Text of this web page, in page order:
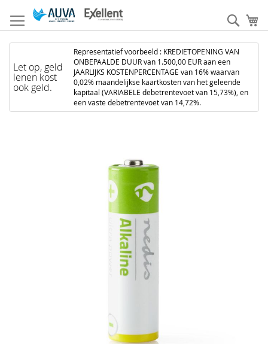
naar
de
inhoud
Let op, geld
lenen kost
ook geld.
Representatief voorbeeld : KREDIETOPENING VAN
ONBEPAALDE DUUR van 1.500,00 EUR aan een
JAARLIJKS KOSTENPERCENTAGE van 16% waarvan
0,02% maandelijkse kaartkosten van het geleende
kapitaal (VARIABELE debetrentevoet van 15,73%), en
een vaste debetrentevoet van 14,72%.